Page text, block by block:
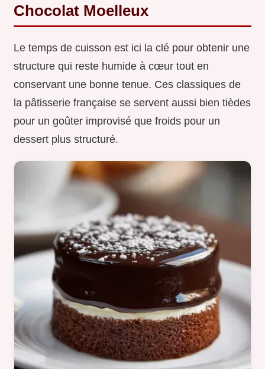
Chocolat Moelleux
Le temps de cuisson est ici la clé pour obtenir une
structure qui reste humide à cœur tout en
conservant une bonne tenue. Ces classiques de
la pâtisserie française se servent aussi bien tièdes
pour un goûter improvisé que froids pour un
dessert plus structuré.